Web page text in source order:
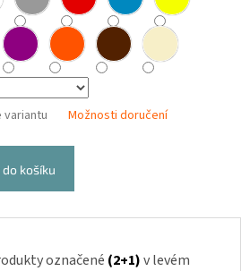
variantu Možnosti doručení
košíku
označené (2+1)v levém